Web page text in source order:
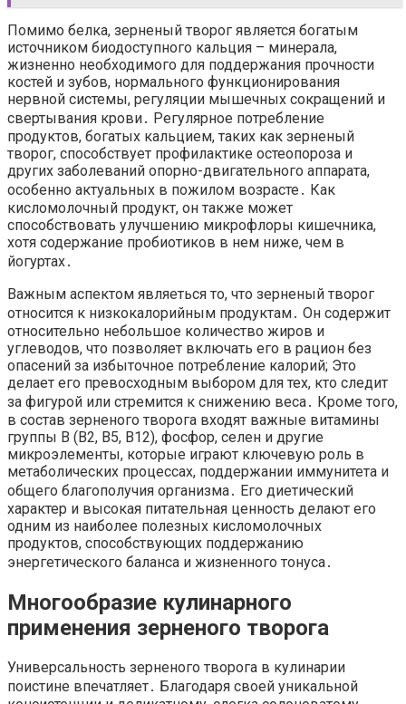
Помимо белка, зерненый творог является богатым
источником биодоступного кальция – минерала,
жизненно необходимого для поддержания прочности
костей и зубов, нормального функционирования
нервной системы, регуляции мышечных сокращений и
свертывания крови․ Регулярное потребление
продуктов, богатых кальцием, таких как зерненый
творог, способствует профилактике остеопороза и
других заболеваний опорно-двигательного аппарата,
особенно актуальных в пожилом возрасте․ Как
кисломолочный продукт, он также может
способствовать улучшению микрофлоры кишечника,
хотя содержание пробиотиков в нем ниже, чем в
йогуртах․
Важным аспектом являеться то, что зерненый творог
относится к низкокалорийным продуктам․ Он содержит
относительно небольшое количество жиров и
углеводов, что позволяет включать его в рацион без
опасений за избыточное потребление калорий; Это
делает его превосходным выбором для тех, кто следит
за фигурой или стремится к снижению веса․ Кроме того,
в состав зерненого творога входят важные витамины
группы В (В2, В5, В12), фосфор, селен и другие
микроэлементы, которые играют ключевую роль в
метаболических процессах, поддержании иммунитета и
общего благополучия организма․ Его диетический
характер и высокая питательная ценность делают его
одним из наиболее полезных кисломолочных
продуктов, способствующих поддержанию
энергетического баланса и жизненного тонуса․
Многообразие кулинарного
применения зерненого творога
Универсальность зерненого творога в кулинарии
поистине впечатляет․ Благодаря своей уникальной